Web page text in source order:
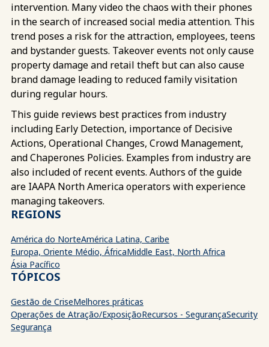
intervention. Many video the chaos with their phones
in the search of increased social media attention. This
trend poses a risk for the attraction, employees, teens
and bystander guests. Takeover events not only cause
property damage and retail theft but can also cause
brand damage leading to reduced family visitation
during regular hours.
This guide reviews best practices from industry
including Early Detection, importance of Decisive
Actions, Operational Changes, Crowd Management,
and Chaperones Policies. Examples from industry are
also included of recent events. Authors of the guide
are IAAPA North America operators with experience
managing takeovers.
REGIONS
América do NorteAmérica Latina, Caribe
Europa, Oriente Médio, ÁfricaMiddle East, North Africa
Ásia Pacífico
TÓPICOS
Gestão de CriseMelhores práticas
Operações de Atração/ExposiçãoRecursos - SegurançaSecurity
Segurança